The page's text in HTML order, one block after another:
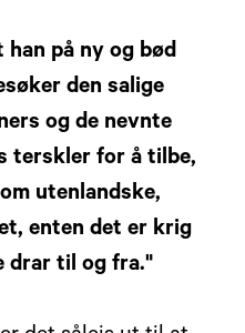
på ny og bød
den salige
og de nevnte
terskler for å tilbe,
utenlandske,
enten det er krig
drar til og fra."